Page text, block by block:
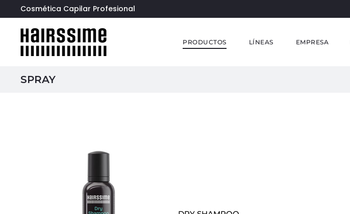
Cosmética Capilar Profesional
PRODUCTOS LÍNEAS EMPRESA
SPRAY